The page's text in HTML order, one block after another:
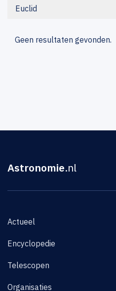
Euclid
Geen resultaten gevonden.
Astronomie.nl
Actueel
Encyclopedie
Telescopen
Organisaties